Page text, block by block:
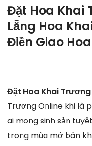
Đặt Hoa Khai
Lẵng Hoa
Điền Giao
Đặt Hoa Khai Trương
Trương Online khi là
ai mong sinh sản
trong mùa mở bán